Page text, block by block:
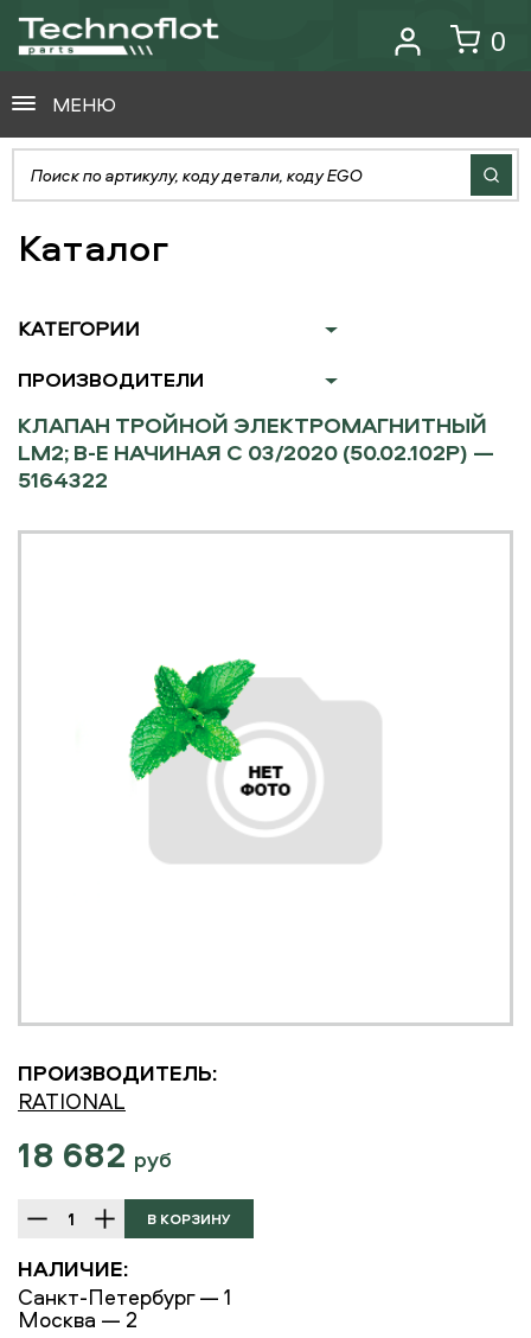
0
МЕНЮ
Каталог
КАТЕГОРИИ
ПРОИЗВОДИТЕЛИ
КЛАПАН ТРОЙНОЙ ЭЛЕКТРОМАГНИТНЫЙ
LM2; B-E НАЧИНАЯ С 03/2020 (50.02.102P) —
5164322
ПРОИЗВОДИТЕЛЬ:
RATIONAL
18 682 руб
НАЛИЧИЕ:
Санкт-Петербург — 1
Москва — 2